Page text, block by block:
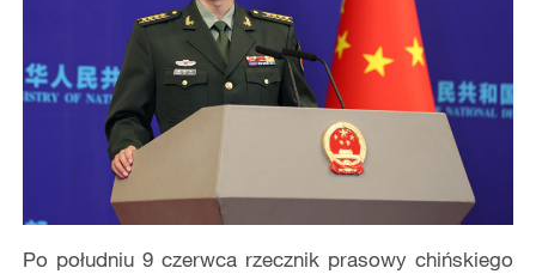
Po południu 9 czerwca rzecznik prasowy chińskiego